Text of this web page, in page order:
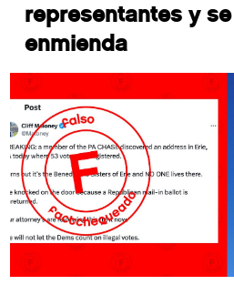
representantes y
enmienda